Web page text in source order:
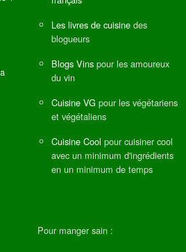
Les livres de cuisine des
blogueurs
Blogs Vins pour les amoureux
du vin
Cuisine VG pour les végétariens
et végétaliens
Cuisine Cool pour cuisiner cool
avec un minimum d'ingrédients
en un minimum de temps
Pour manger sain :